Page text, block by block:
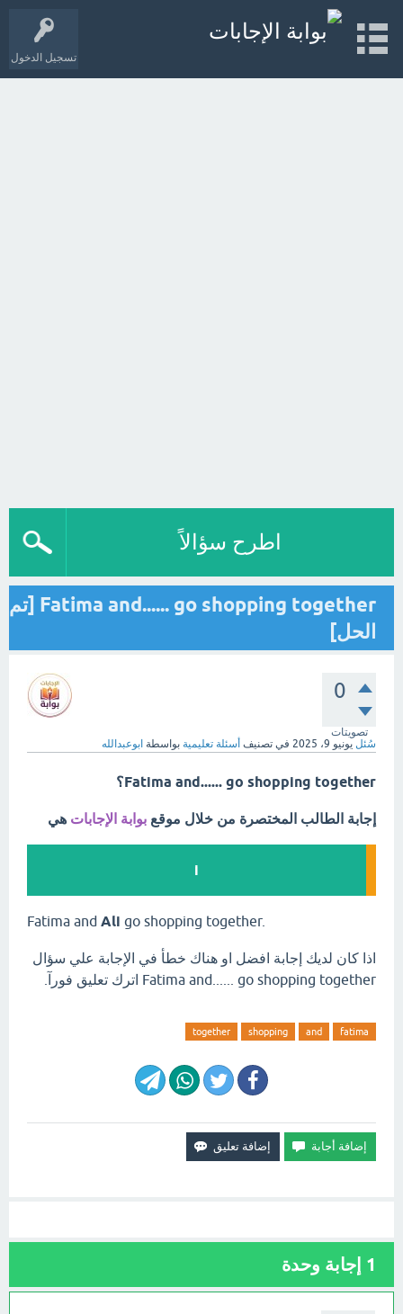
تسجيل الدخول
اطرح سؤالاً
Fatima and...... go shopping together [تم
الحل]
0
تصويتات
سُئل يونيو 9، 2025 في تصنيف أسئلة تعليمية بواسطة ابوعبدالله
Fatima and...... go shopping together؟
إجابة الطالب المختصرة من خلال موقع بوابة الإجابات هي
i
Fatima and Ali go shopping together.
اذا كان لديك إجابة افضل او هناك خطأ في الإجابة علي سؤال
Fatima and...... go shopping together اترك تعليق فورآ.
fatima
and
shopping
together
1 إجابة وحدة